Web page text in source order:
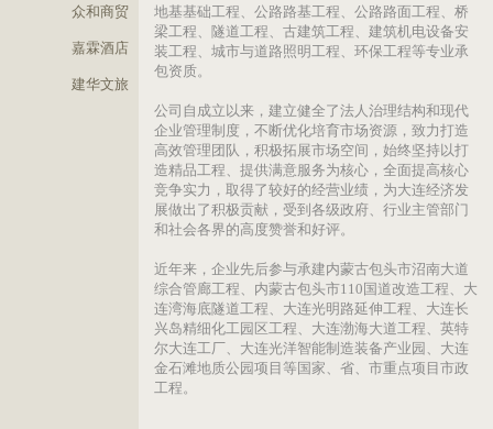
众和商贸
用”单位、“信用辽宁”AAA级单位。公司具有
用工程施工总承包贰级资质，建筑工程、水利
工程、公路工程和机电工程施工总承包资质，
地基基础工程、公路路基工程、公路路面工程
装工程、城市与道路照明工程、环保工程等专
包资质。
公司自成立以来，建立健全了法人治理结构和
企业管理制度，不断优化培育市场资源，致力
高效管理团队，积极拓展市场空间，始终坚持
竞争实力，取得了较好的经营业绩，为大连经
展做出了积极贡献，受到各级政府、行业主管
和社会各界的高度赞誉和好评。
近年来，企业先后参与承建内蒙古包头市沼南
综合管廊工程、内蒙古包头市110国道改造工